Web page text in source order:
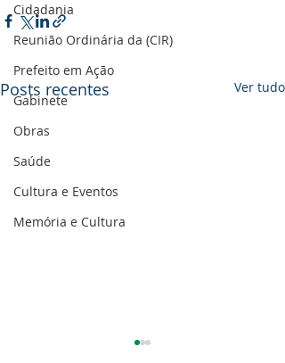
Cidadania
Reunião Ordinária da (CIR)
Prefeito em Ação
Gabinete
Obras
Saúde
Cultura e Eventos
Memória e Cultura
Posts recentes Ver tudo